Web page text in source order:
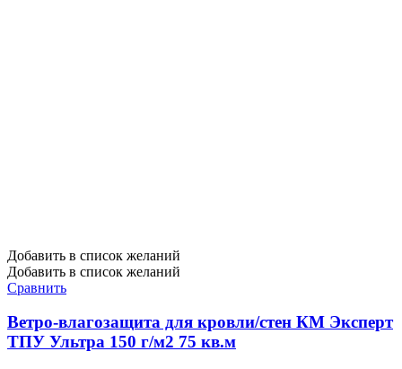
Добавить в список желаний
Добавить в список желаний
Сравнить
Ветро-влагозащита для кровли/стен КМ Эксперт
ТПУ Ультра 150 г/м2 75 кв.м